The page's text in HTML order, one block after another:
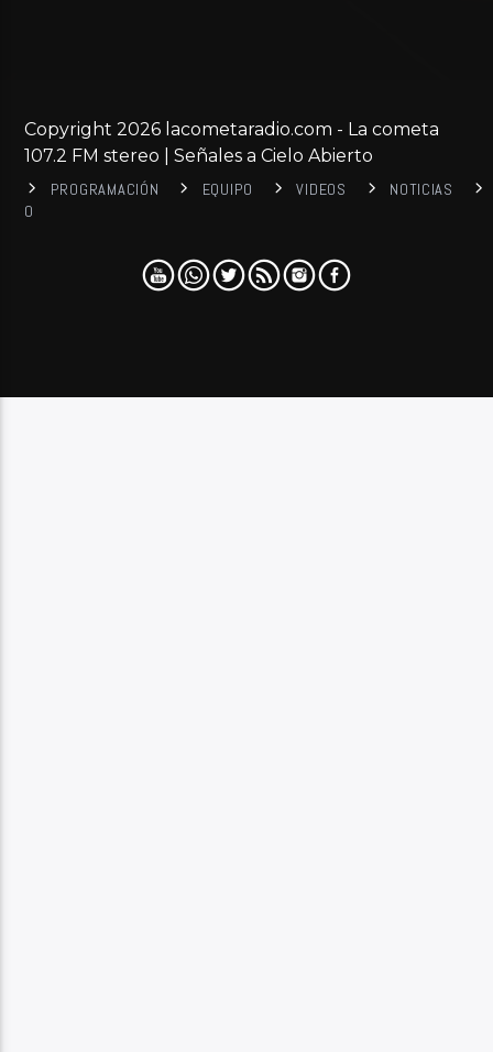
Copyright 2026 lacometaradio.com - La cometa
107.2 FM stereo | Señales a Cielo Abierto
PROGRAMACIÓN EQUIPO VIDEOS
NOTICIAS
0